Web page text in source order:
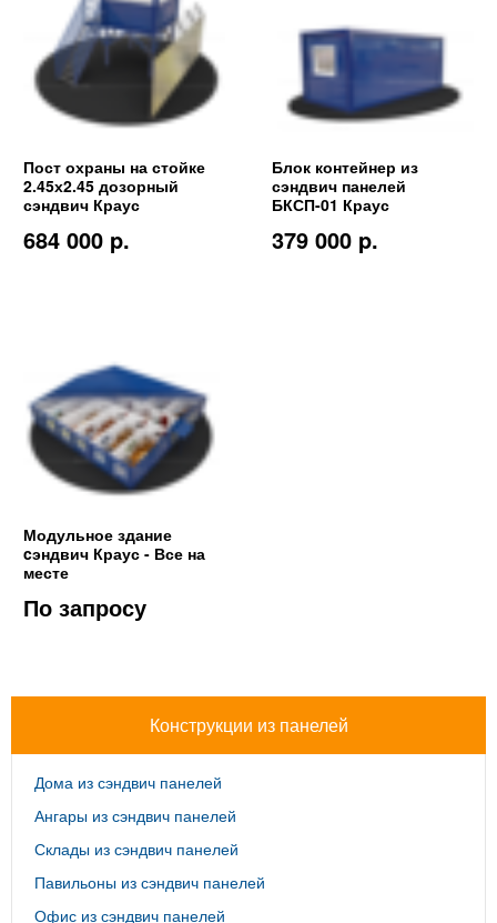
Пост охраны на стойке
2.45х2.45 дозорный
сэндвич Краус
684 000 p.
Блок контейнер из
сэндвич панелей
БКСП-01 Краус
379 000 p.
Модульное здание
cэндвич Краус - Все на
месте
По запросу
Конструкции из панелей
Дома из сэндвич панелей
Ангары из сэндвич панелей
Склады из сэндвич панелей
Павильоны из сэндвич панелей
Офис из сэндвич панелей